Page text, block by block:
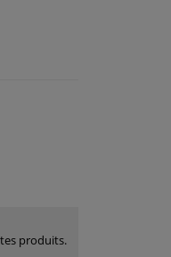
produits.